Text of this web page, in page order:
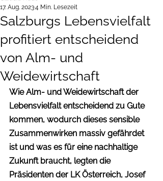
Salzburgs Lebensvielfalt
profitiert entscheidend
von Alm- und
Weidewirtschaft
17. Aug. 20234 Min. Lesezeit
Wie Alm- und Weidewirtschaft der
Lebensvielfalt entscheidend zu Gute
kommen, wodurch dieses sensible
Zusammenwirken massiv gefährdet
ist und was es für eine nachhaltige
Zukunft braucht, legten die
Präsidenten der LK Österreich, Josef